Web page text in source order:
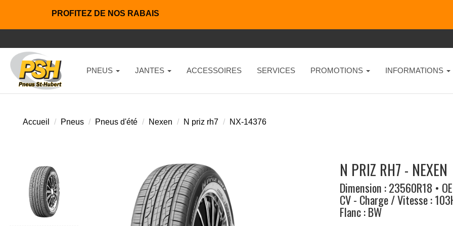
PROFITEZ DE NOS RABAIS
PNEUS JANTES ACCESSOIRES SERVICES PROMOTIONS INFORMATIONS
Accueil Pneus Pneus d'été Nexen N priz rh7 NX-14376
N PRIZ RH7 - NEXEN
Dimension : 23560R18 •
CV - Charge / Vitesse :
Flanc : BW